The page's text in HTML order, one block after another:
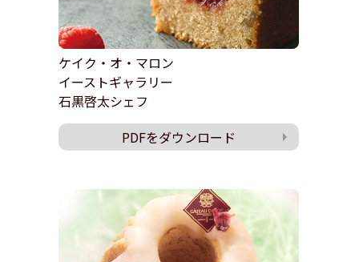
ケイク・オ・マロン
イーストギャラリー
石黒啓太シェフ
PDFをダウンロード